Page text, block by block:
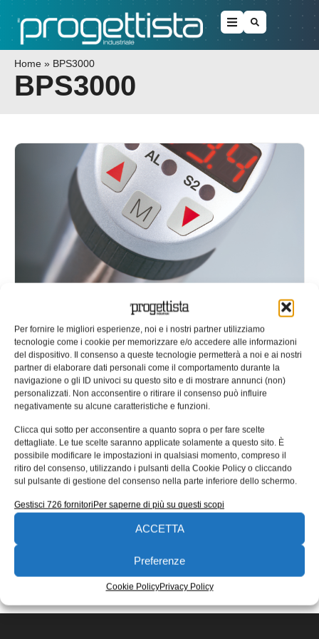
Per fornire le migliori esperienze, noi e i nostri partner utilizziamo
tecnologie come i cookie per memorizzare e/o accedere alle informazioni
del dispositivo. Il consenso a queste tecnologie permetterà a noi e ai nostri
partner di elaborare dati personali come il comportamento durante la
navigazione o gli ID univoci su questo sito e di mostrare annunci (non)
personalizzati. Non acconsentire o ritirare il consenso può influire
negativamente su alcune caratteristiche e funzioni.
Clicca qui sotto per acconsentire a quanto sopra o per fare scelte
dettagliate. Le tue scelte saranno applicate solamente a questo sito. È
possibile modificare le impostazioni in qualsiasi momento, compreso il
ritiro del consenso, utilizzando i pulsanti della Cookie Policy o cliccando
sul pulsante di gestione del consenso nella parte inferiore dello schermo.
Gestisci 726 fornitoriPer saperne di più su questi scopi
ACCETTA
Preferenze
Cookie PolicyPrivacy Policy
Home » BPS3000
BPS3000
La nuova serie 3000 per pressione,
temperatura, livello e portata della
gamma Barksdale
Il nuovo pressostato elettronico chiamato BPS3000,
distribuito da Precision Fluid Controls, offre numerose
possibilità e nuove soluzioni, perfetto per le
EDICOLA WEB
ISCRIVITI ALLA NEWSLETTER